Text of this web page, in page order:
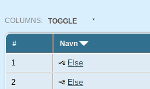
COLUMN S: TOGGLE
# Navn
1 Else
2 Else